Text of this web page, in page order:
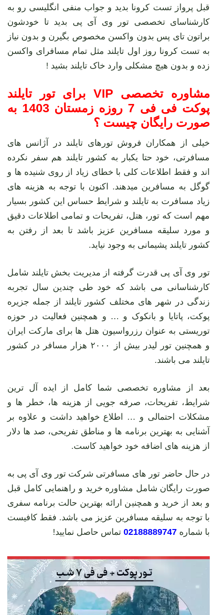
قبل پرواز تست کرونا بدید و جواب منفی انگلیسی رو به
کارشناسای تخصصی تور وی آی پی بدید تا خودشون
براتون تای پس بدون واکسن مخصوص بگیرن و بدون نیاز
به تست کرونا روز اول تایلند مثل تمام مسافرای واکسن
زده و بدون هیچ مشکلی وارد خاک تایلند بشید !
مشاوره تخصصی VIP برای تور تایلند
پوکت فی فی 7 روزه زمستان 1403 به
صورت رایگان چیست ؟
خیلی از همکاران فروش تورهای تایلند در آژانس های
مسافرتی، خود حتا یکبار به کشور تایلند هم سفر نکرده
اند و فقط اطلاعات کلی با خطای زیاد از روی شنیده ها و
گوگل به مسافرین میدهند. اکنون با توجه به هزینه های
زیاد مسافرت به تایلند و شرایط حساس این کشور بسیار
مهم است که تور، هتل، تفریحات و تمامی اطلاعات دقیق
و مورد سلیقه مسافرین عزیز باشد تا بعد از رفتن به
کشور تایلند پشیمانی به وجود نیاید.
تور وی آی پی قدرت گرفته از مدیریت بخش تایلند شامل
کارشناسانی می باشد که خود طی چندین سال تجربه
زندگی در شهر های مختلف کشور تایلند از جمله جزیره
پوکت، پاتایا و بانکوک و … و همچنین فعالیت در حوزه
توریستی به عنوان رزرواسیون هتل ها برای مارکت ایران
و همچنین تور لیدر بیش از ۲۰۰۰ هزار مسافر در کشور
تایلند می باشند.
بعد از مشاوره تخصصی شما کامل از ایده آل ترین
شرایط، تفریحات، صرفه جویی از هزینه ها، خطر ها و
مشکلات احتمالی و … اطلاع خواهید داشت و علاوه بر
آشنایی به بهترین برنامه ها و مناطق تفریحی، صد ها دلار
از هزینه های اضافه خود خواهید کاست.
در حال حاضر تور های مسافرتی شرکت تور وی آی پی به
صورت رایگان شامل مشاوره خرید و راهنمایی کامل قبل
و بعد از خرید و همچنین ارائه بهترین حالت برنامه سفری
با توجه به سلیقه مسافرین عزیز می باشد. فقط کافیست
با شماره 02188889747 تماس حاصل نمایید!